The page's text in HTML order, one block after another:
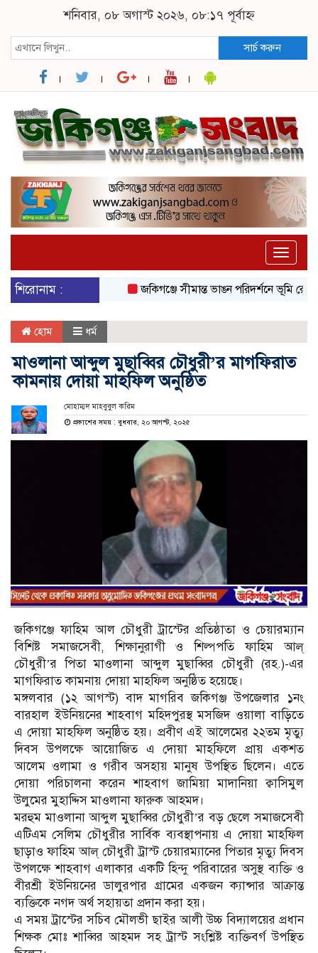
শনিবার, ০৮ অগাস্ট ২০২৬, ০৮:১৭ পূর্বাহ্ন
সার্চ করুন
Toggle
শিরোনাম :
জকিগঞ্জে সীমান্ত ভাঙন পরিদর্শনে ভূমি রেকর্ড
হোম ধর্ম
মাওলানা আব্দুল মুছাব্বির চৌধুরী’র মাগফিরাত
কামনায় দোয়া মাহফিল অনুষ্ঠিত
মোহাম্মদ মাহবুবুল করিম
প্রকাশের সময় : বুধবার, ২০ আগস্ট, ২০২৫
জকিগঞ্জে ফাহিম আল চৌধুরী ট্রাস্টের প্রতিষ্ঠাতা ও চেয়ারম্যান
বিশিষ্ট সমাজসেবী, শিক্ষানুরাগী ও শিল্পপতি ফাহিম আল্
চৌধুরী’র পিতা মাওলানা আব্দুল মুছাব্বির চৌধুরী (রহ.)-এর
মাগফিরাত কামনায় দোয়া মাহফিল অনুষ্ঠিত হয়েছে।
মঙ্গলবার (১২ আগস্ট) বাদ মাগরিব জকিগঞ্জ উপজেলার ১নং
বারহাল ইউনিয়নের শাহবাগ মহিদপুরস্থ মসজিদ ওয়ালা বাড়িতে
এ দোয়া মাহফিল অনুষ্ঠিত হয়। প্রবীণ এই আলেমের ২২তম মৃত্যু
দিবস উপলক্ষে আয়োজিত এ দোয়া মাহফিলে প্রায় একশত
আলেম ওলামা ও গরীব অসহায় মানুষ উপস্থিত ছিলেন। এতে
দোয়া পরিচালনা করেন শাহবাগ জামিয়া মাদানিয়া ক্বাসিমুল
উলুমের মুহাদ্দিস মাওলানা ফারুক আহমদ।
মরহুম মাওলানা আব্দুল মুছাব্বির চৌধুরী’র বড় ছেলে সমাজসেবী
এটিএম সেলিম চৌধুরীর সার্বিক ব্যবস্থাপনায় এ দোয়া মাহফিল
ছাড়াও ফাহিম আল্ চৌধুরী ট্রাস্ট চেয়ারম্যানের পিতার মৃত্যু দিবস
উপলক্ষে শাহবাগ এলাকার একটি হিন্দু পরিবারের অসুস্থ ব্যক্তি ও
বীরশ্রী ইউনিয়নের ডালুরপার গ্রামের একজন ক্যান্সার আক্রান্ত
ব্যক্তিকে নগদ অর্থ সহায়তা প্রদান করা হয়।
এ সময় ট্রাস্টের সচিব মৌলভী ছাইর আলী উচ্চ বিদ্যালয়ের প্রধান
শিক্ষক মোঃ শাব্বির আহমদ সহ ট্রাস্ট সংশ্লিষ্ট ব্যক্তিবর্গ উপস্থিত